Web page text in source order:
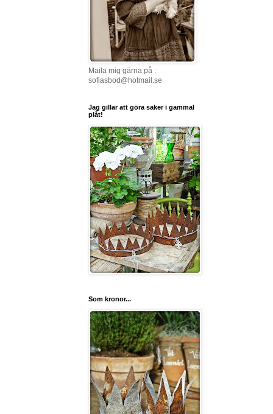
Maila mig gärna på :
sofiasbod@hotmail.se
Jag gillar att göra saker i gammal
plåt!
Som kronor...